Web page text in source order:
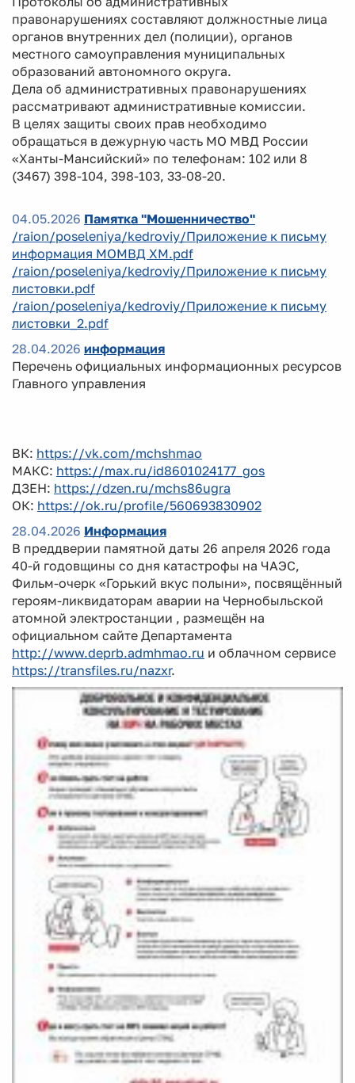
правонарушениях составляют должностные лица
органов внутренних дел (полиции), органов
местного самоуправления муниципальных
образований автономного округа.
Дела об административных правонарушениях
рассматривают административные комиссии.
В целях защиты своих прав необходимо
обращаться в дежурную часть МО МВД России
«Ханты-Мансийский» по телефонам: 102 или 8
(3467) 398-104, 398-103, 33-08-20.
04.05.2026 Памятка "Мошенничество"
/raion/poseleniya/kedroviy/Приложение к письму
информация МОМВД ХМ.pdf
/raion/poseleniya/kedroviy/Приложение к письму
листовки.pdf
/raion/poseleniya/kedroviy/Приложение к письму
листовки_2.pdf
28.04.2026 информация
Перечень официальных информационных ресурсов
Главного управления
ВК: https://vk.com/mchshmao
МАКС: https://max.ru/id8601024177_gos
ДЗЕН: https://dzen.ru/mchs86ugra
ОК: https://ok.ru/profile/560693830902
28.04.2026 Информация
В преддверии памятной даты 26 апреля 2026 года
40-й годовщины со дня катастрофы на ЧАЭС,
Фильм-очерк «Горький вкус полыни», посвящённый
героям-ликвидаторам аварии на Чернобыльской
атомной электростанции , размещён на
официальном сайте Департамента
http://www.deprb.admhmao.ru и облачном сервисе
https://transfiles.ru/nazxr.